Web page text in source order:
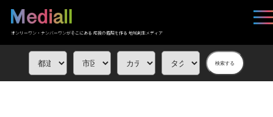
オンリーワン・ナンバーワンがそこにある 応援の循環を作る 地域創生メディア
検索する